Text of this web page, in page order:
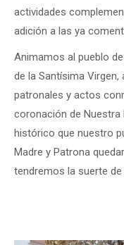
actividades
adición a las ya
Animamos al pueblo
de la Santísima
patronales y actos
coronación de Nuestra
histórico que nuestro
Madre y Patrona
tendremos la suerte